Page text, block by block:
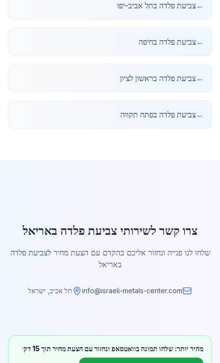
←צביעת פלדה בתל אביב-יפו
←צביעת פלדה בחיפה
←צביעת פלדה בראשון לציון
←צביעת פלדה בפתח תקווה
צרו קשר לשירותי צביעת פלדה באריאל
שלחו לנו פנייה ונחזור אליכם בהקדם עם הצעת מחיר לצביעת פלדה
באריאל
info@israeli-metals-center.com תל אביב, ישראל
מהיר יותר: שלחו תמונה בוואטסאפ ונחזור עם הצעת מחיר תוך 15 דק׳